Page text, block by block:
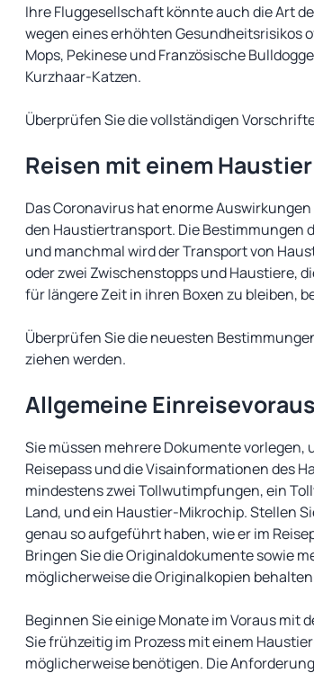
Ihre Fluggesellschaft könnte auch die Art
wegen eines erhöhten Gesundheitsrisikos
Mops, Pekinese und Französische
Kurzhaar-Katzen.
Überprüfen Sie die vollständigen
Reisen mit einem
Das Coronavirus hat enorme
den Haustiertransport. Die Bestimmungen
und manchmal wird der Transport von
oder zwei Zwischenstopps und Haustiere,
für längere Zeit in ihren Boxen zu bleiben,
Überprüfen Sie die neuesten
ziehen werden.
Allgemeine
Sie müssen mehrere Dokumente
Reisepass und die Visainformationen des
mindestens zwei Tollwutimpfungen, ein
Land, und ein Haustier-Mikrochip. Stellen
genau so aufgeführt haben, wie er im
Bringen Sie die Originaldokumente sowie
möglicherweise die Originalkopien
Beginnen Sie einige Monate im Voraus mit
Sie frühzeitig im Prozess mit einem
möglicherweise benötigen. Die